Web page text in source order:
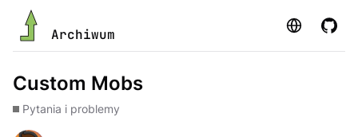
Archiwum Strona
Custom Mobs
Pytania i problemy